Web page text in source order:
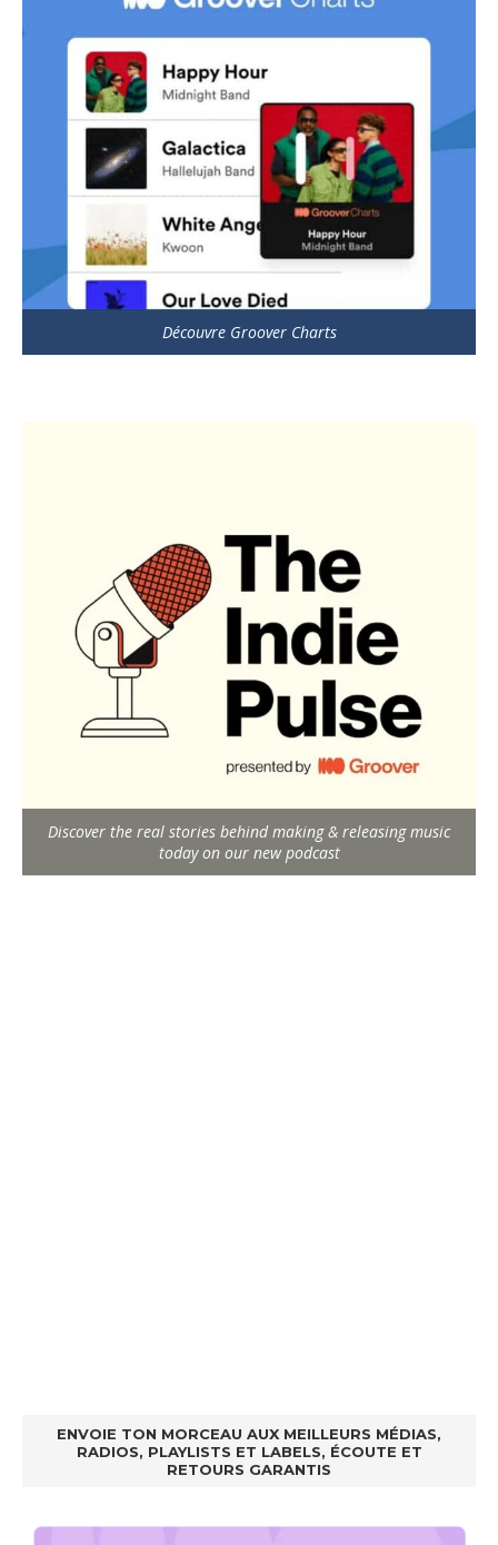
Découvre Groover Charts
Discover the real stories behind making & releasing music
today on our new podcast
ENVOIE TON MORCEAU AUX MEILLEURS MÉDIAS,
RADIOS, PLAYLISTS ET LABELS, ÉCOUTE ET
RETOURS GARANTIS